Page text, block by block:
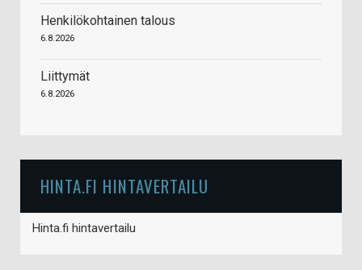
Henkilökohtainen talous
6.8.2026
Liittymät
6.8.2026
HINTA.FI HINTAVERTAILU
Hinta.fi hintavertailu